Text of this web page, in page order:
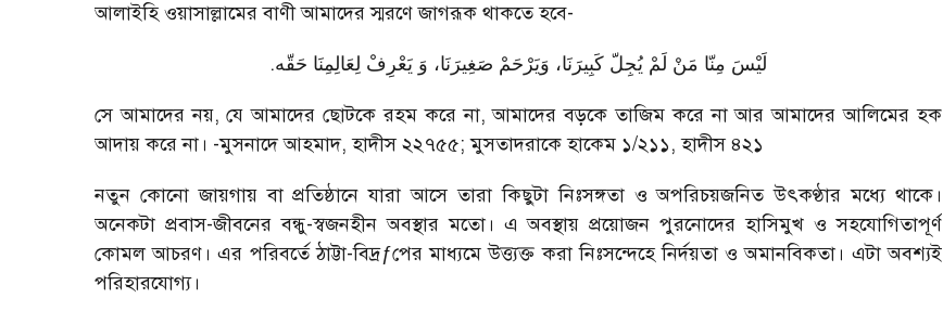
আলাইহি ওয়াসাল্লামের বাণী আমাদের স্মরণে জাগরূক থাকতে হবে-
لَيْسَ مِنّا مَنْ لَمْ يُجِلّ كَبِيرَنَا، وَيَرْحَمْ صَغِيرَنَا، وَ يَعْرِفْ لِعَالِمِنَا حَقّه.
সে আমাদের নয়, যে আমাদের ছোটকে রহম করে না, আমাদের বড়কে তাজিম করে না আর আমাদের আলিমের হক
আদায় করে না। -মুসনাদে আহমাদ, হাদীস ২২৭৫৫; মুসতাদরাকে হাকেম ১/২১১, হাদীস ৪২১
নতুন কোনো জায়গায় বা প্রতিষ্ঠানে যারা আসে তারা কিছুটা নিঃসঙ্গতা ও অপরিচয়জনিত উৎকণ্ঠার মধ্যে থাকে।
অনেকটা প্রবাস-জীবনের বন্ধু-স্বজনহীন অবস্থার মতো। এ অবস্থায় প্রয়োজন পুরনোদের হাসিমুখ ও সহযোগিতাপূর্ণ
কোমল আচরণ। এর পরিবর্তে ঠাট্টা-বিদ্রƒপের মাধ্যমে উত্ত্যক্ত করা নিঃসন্দেহে নির্দয়তা ও অমানবিকতা। এটা অবশ্যই
পরিহারযোগ্য।